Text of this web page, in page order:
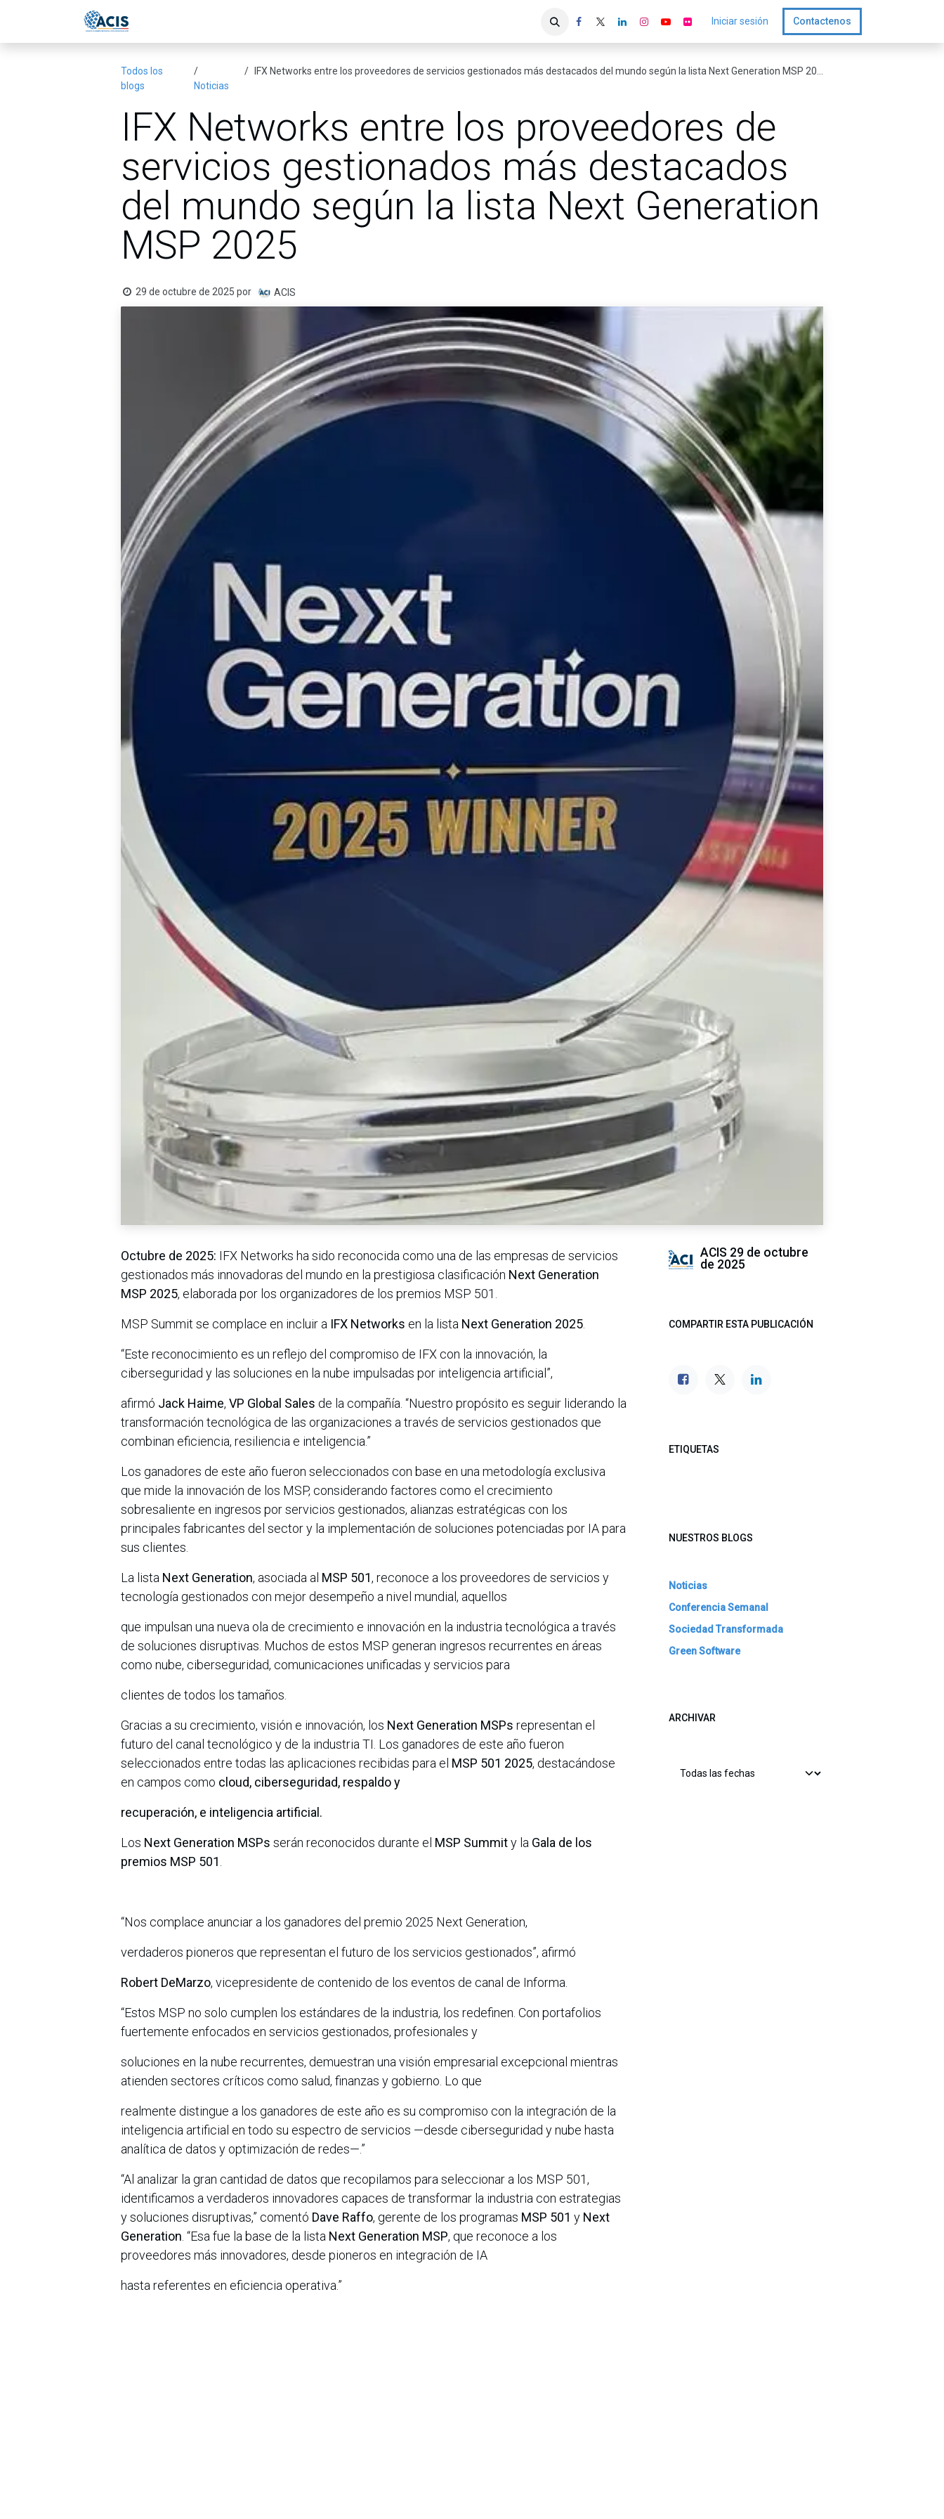
Iniciar sesión Contactenos
Todos los
blogs
Noticias
IFX Networks entre los proveedores de servicios gestionados más destacados del mundo según la lista Next Generation MSP 2025
IFX Networks entre los proveedores de
servicios gestionados más destacados
del mundo según la lista Next Generation
MSP 2025
29 de octubre de 2025 por ACIS
Octubre de 2025: IFX Networks ha sido reconocida como una de las empresas de servicios
gestionados más innovadoras del mundo en la prestigiosa clasificación Next Generation
MSP 2025, elaborada por los organizadores de los premios MSP 501.
MSP Summit se complace en incluir a IFX Networks en la lista Next Generation 2025
“Este reconocimiento es un reflejo del compromiso de IFX con la innovación, la
ciberseguridad y las soluciones en la nube impulsadas por inteligencia artificial”,
afirmó Jack Haime, VP Global Sales de la compañía. “Nuestro propósito es seguir liderando la
transformación tecnológica de las organizaciones a través de servicios gestionados que
combinan eficiencia, resiliencia e inteligencia.”
Los ganadores de este año fueron seleccionados con base en una metodología exclusiva
que mide la innovación de los MSP, considerando factores como el crecimiento
sobresaliente en ingresos por servicios gestionados, alianzas estratégicas con los
principales fabricantes del sector y la implementación de soluciones potenciadas por IA para
sus clientes.
La lista Next Generation, asociada al MSP 501, reconoce a los proveedores de servicios y
tecnología gestionados con mejor desempeño a nivel mundial, aquellos
que impulsan una nueva ola de crecimiento e innovación en la industria tecnológica a través
de soluciones disruptivas. Muchos de estos MSP generan ingresos recurrentes en áreas
como nube, ciberseguridad, comunicaciones unificadas y servicios para
clientes de todos los tamaños.
Gracias a su crecimiento, visión e innovación, los Next Generation MSPs representan el
futuro del canal tecnológico y de la industria TI. Los ganadores de este año fueron
seleccionados entre todas las aplicaciones recibidas para el MSP 501 2025, destacándose
en campos como cloud, ciberseguridad, respaldo y
recuperación, e inteligencia artificial.
Los Next Generation MSPs serán reconocidos durante el MSP Summity la Gala de los
premios MSP 501
“Nos complace anunciar a los ganadores del premio 2025 Next Generation,
verdaderos pioneros que representan el futuro de los servicios gestionados”, afirmó
Robert DeMarzo, vicepresidente de contenido de los eventos de canal de Informa.
“Estos MSP no solo cumplen los estándares de la industria, los redefinen. Con portafolios
fuertemente enfocados en servicios gestionados, profesionales y
soluciones en la nube recurrentes, demuestran una visión empresarial excepcional mientras
atienden sectores críticos como salud, finanzas y gobierno. Lo que
realmente distingue a los ganadores de este año es su compromiso con la integración de la
inteligencia artificial en todo su espectro de servicios —desde ciberseguridad y nube hasta
analítica de datos y optimización de redes—.”
“Al analizar la gran cantidad de datos que recopilamos para seleccionar a los MSP 501,
identificamos a verdaderos innovadores capaces de transformar la industria con estrategias
y soluciones disruptivas,” comentó Dave Raffo, gerente de los programas MSP 501 y Next
Generation . “Esa fue la base de la lista Next Generation MSP, que reconoce a los
proveedores más innovadores, desde pioneros en integración de IA
hasta referentes en eficiencia operativa.”
ACIS 29 de octubre
de 2025
COMPARTIR ESTA PUBLICACIÓN
ETIQUETAS
NUESTROS BLOGS
Noticias
Conferencia Semanal
Sociedad Transformada
Green Software
ARCHIVAR